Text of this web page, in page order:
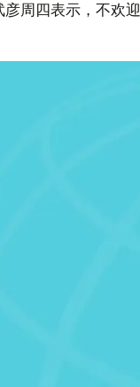
周四表示，不欢迎